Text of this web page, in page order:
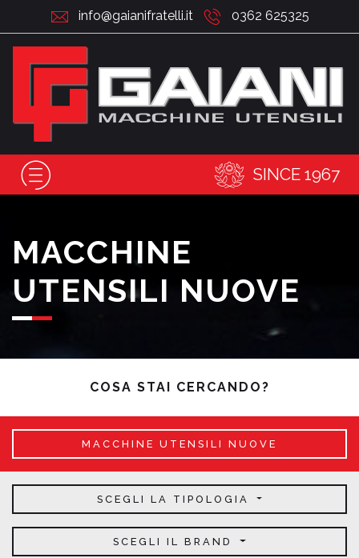
info@gaianifratelli.it 0362 625325
SINCE 1967
MACCHINE
UTENSILI NUOVE
COSA STAI CERCANDO?
MACCHINE UTENSILI NUOVE
SCEGLI LA TIPOLOGIA
SCEGLI IL BRAND